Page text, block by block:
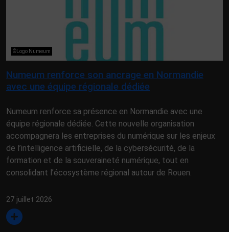
©Logo Numeum
Numeum renforce son ancrage en Normandie
avec une équipe régionale dédiée
Numeum renforce sa présence en Normandie avec une
équipe régionale dédiée. Cette nouvelle organisation
accompagnera les entreprises du numérique sur les enjeux
de l’intelligence artificielle, de la cybersécurité, de la
formation et de la souveraineté numérique, tout en
consolidant l’écosystème régional autour de Rouen.
27 juillet 2026